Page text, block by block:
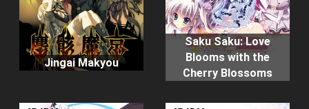
Jingai Makyou
Saku Saku: Love
Blooms with the
Cherry Blossoms